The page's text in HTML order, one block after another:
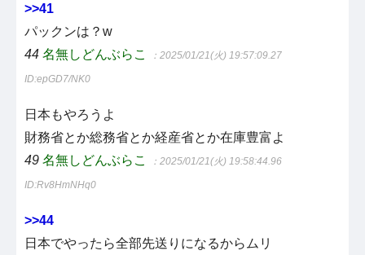
>>41
パックンは？w
44 名無しどんぶらこ ：2025/01/21(火) 19:57:09.27
ID:epGD7/NK0
日本もやろうよ
財務省とか総務省とか経産省とか在庫豊富よ
49 名無しどんぶらこ ：2025/01/21(火) 19:58:44.96
ID:Rv8HmNHq0
>>44
日本でやったら全部先送りになるからムリ